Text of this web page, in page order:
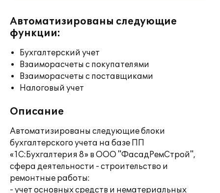
Автоматизированы следующие
функции:
Бухгалтерский учет
Взаиморасчеты с покупателями
Взаиморасчеты с поставщиками
Налоговый учет
Описание
Автоматизированы следующие блоки
бухгалтерского учета на базе ПП
«1С:Бухгалтерия 8» в ООО "ФасадРемСтрой",
сфера деятельности - строительство и
ремонтные работы:
- учет основных средств и нематериальных